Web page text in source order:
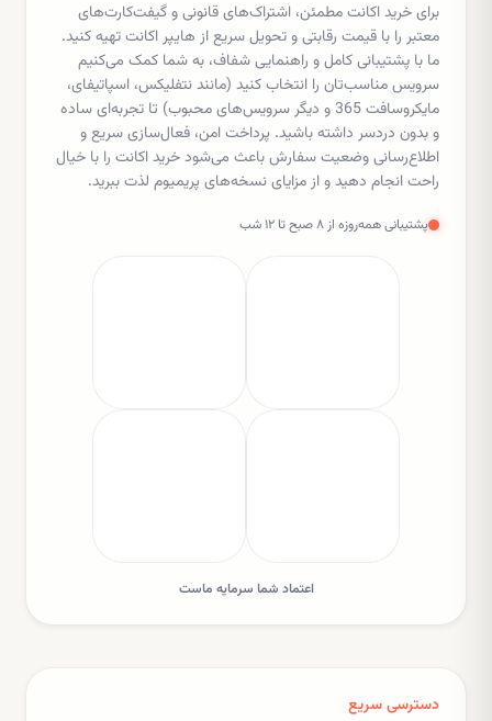
برای خرید اکانت مطمئن، اشتراک‌های قانونی و گیفت‌کارت‌های
معتبر را با قیمت رقابتی و تحویل سریع از هایپر اکانت تهیه کنید.
ما با پشتیبانی کامل و راهنمایی شفاف، به شما کمک می‌کنیم
سرویس مناسب‌تان را انتخاب کنید (مانند نتفلیکس، اسپاتیفای،
مایکروسافت 365 و دیگر سرویس‌های محبوب) تا تجربه‌ای ساده
و بدون دردسر داشته باشید. پرداخت امن، فعال‌سازی سریع و
اطلاع‌رسانی وضعیت سفارش باعث می‌شود خرید اکانت را با خیال
راحت انجام دهید و از مزایای نسخه‌های پریمیوم لذت ببرید.
پشتیبانی همه‌روزه از ۸ صبح تا ۱۲ شب
اعتماد شما سرمایه ماست
دسترسی سریع